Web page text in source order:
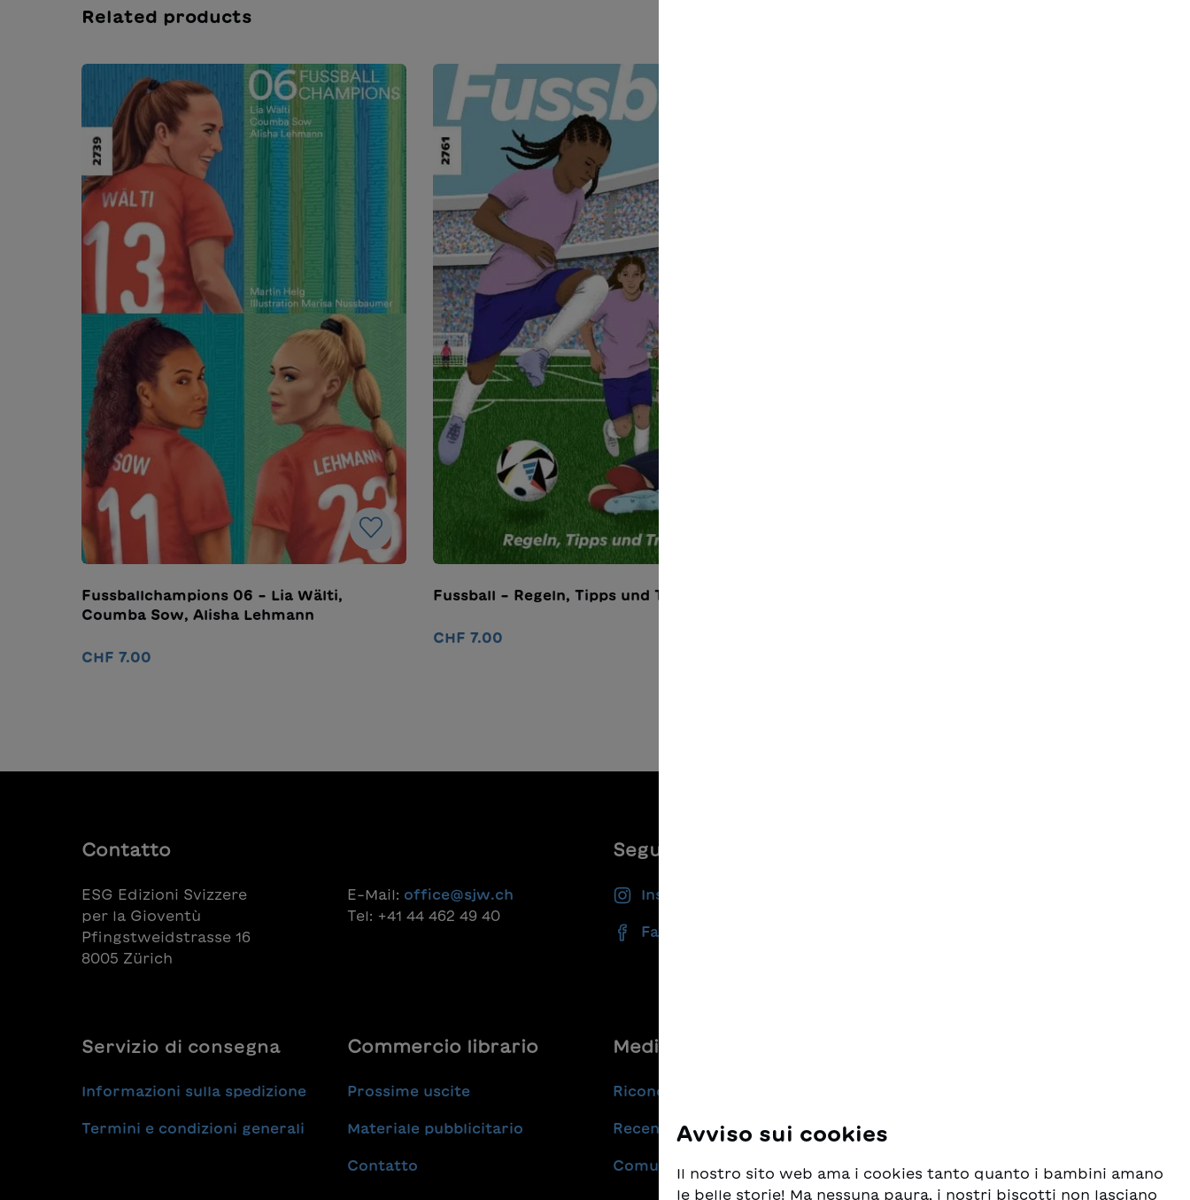
Salta la galleria dei prodotti
Related products
Fussballchampions 06 – Lia Wälti,
Coumba Sow, Alisha Lehmann
CHF 7.00
Fussball – Regeln, Tipps und Tricks
CHF 7.00
Contatto
ESG Edizioni Svizzere
per la Gioventù
Pfingstweidstrasse 16
8005 Zürich
E-Mail: office@sjw.ch
Tel: +41 44 462 49 40
Seguiteci
Instagram
Facebook
Servizio di consegna
Informazioni sulla spedizione
Termini e condizioni generali
Commercio librario
Prossime uscite
Materiale pubblicitario
Contatto
Medie
Riconoscimenti
Recensioni
Comunicati stampa
Avviso sui cookies
Il nostro sito web ama i cookies tanto quanto i bambini amano
le belle storie! Ma nessuna paura, i nostri biscotti non lasciano